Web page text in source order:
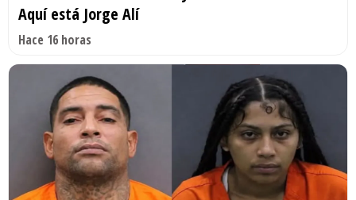
Aquí está Jorge Alí
Hace 16 horas